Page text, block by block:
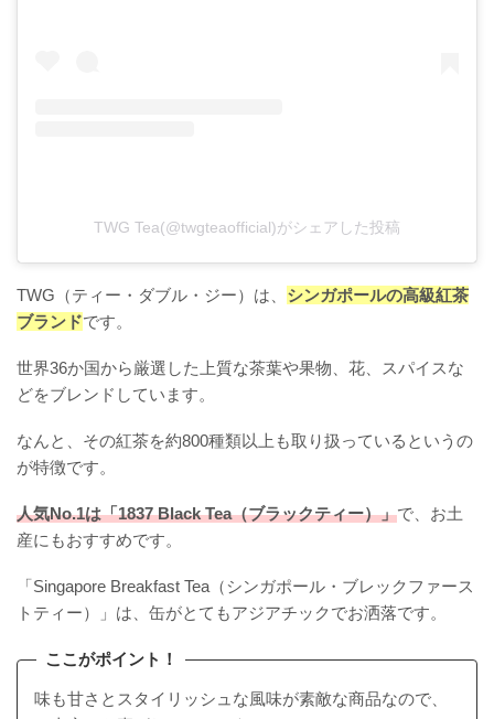
TWG Tea(@twgteaofficial)がシェアした投稿
TWG（ティー・ダブル・ジー）は、 シンガポールの高級紅茶
ブランドです。
世界36か国から厳選した上質な茶葉や果物、花、スパイスな
どをブレンドしています。
なんと、その紅茶を約800種類以上も取り扱っているというの
が特徴です。
人気No.1は「1837 Black Tea（ブラックティー）」で、お土
産にもおすすめです。
「Singapore Breakfast Tea（シンガポール・ブレックファース
トティー）」は、缶がとてもアジアチックでお洒落です。
ここがポイント！
味も甘さとスタイリッシュな風味が素敵な商品なので、